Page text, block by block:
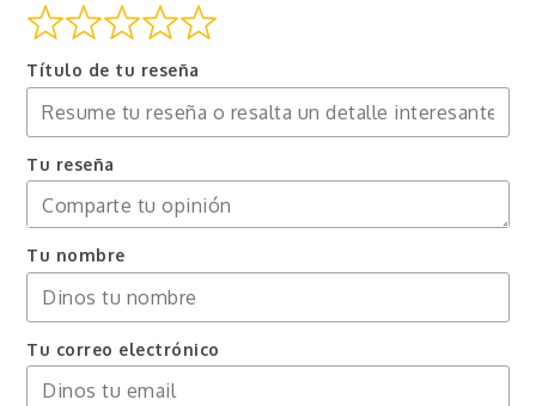
Título de tu reseña
Tu reseña
Tu nombre
Tu correo electrónico